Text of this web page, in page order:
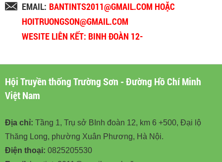
EMAIL: BANTINTS2011@GMAIL.COM HOẶC
HOITRUONGSON@GMAIL.COM
WESITE LIÊN KẾT: BINH ĐOÀN 12-
Hội Truyền thống Trường Sơn - Đường Hồ Chí Minh
Việt Nam
Địa chỉ: Tầng 1, Trụ sở BInh đoàn 12, km 6 +500, Đại lộ
Thăng Long, phường Xuân Phương, Hà Nội.
Điện thoại: 0825205530